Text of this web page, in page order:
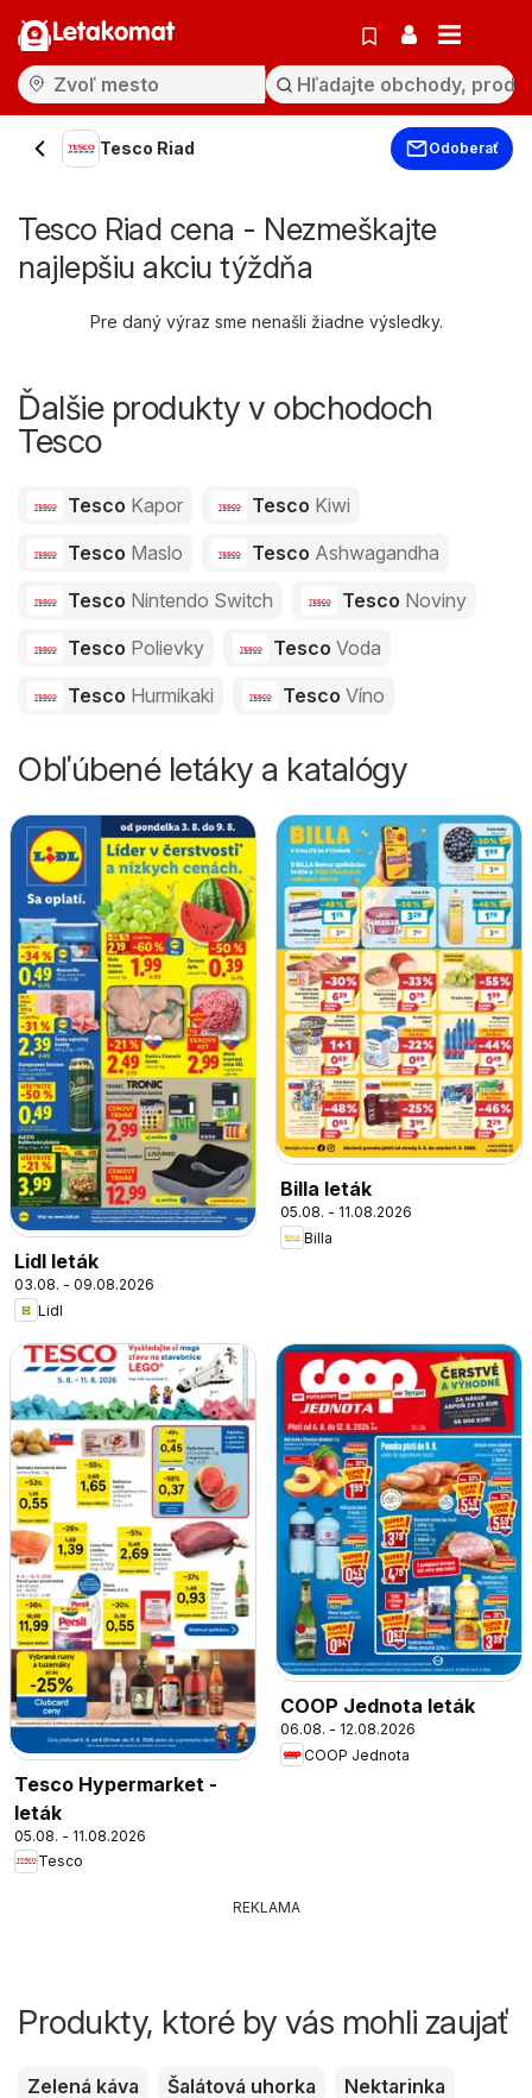
Letakomat
Tesco Riad Odoberať
Tesco Riad cena - Nezmeškajte
najlepšiu akciu týždňa
Pre daný výraz sme nenašli žiadne výsledky.
Ďalšie produkty v obchodoch
Tesco
Tesco Kapor Tesco Kiwi
Tesco Maslo Tesco Ashwagandha
Tesco Nintendo Switch Tesco Noviny
Tesco Polievky Tesco Voda
Tesco Hurmikaki Tesco Víno
Obľúbené letáky a katalógy
Lidl leták
03.08. - 09.08.2026
Lidl
Billa leták
05.08. - 11.08.2026
Billa
Tesco Hypermarket -
leták
05.08. - 11.08.2026
Tesco
COOP Jednota leták
06.08. - 12.08.2026
COOP Jednota
REKLAMA
Produkty, ktoré by vás mohli zaujať
Zelená káva Šalátová uhorka
Nektarinka